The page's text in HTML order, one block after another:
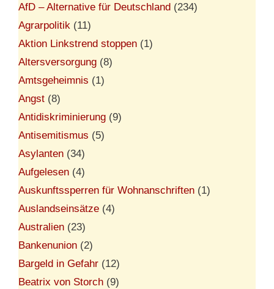
AfD – Alternative für Deutschland (234)
Agrarpolitik (11)
Aktion Linkstrend stoppen (1)
Altersversorgung (8)
Amtsgeheimnis (1)
Angst (8)
Antidiskriminierung (9)
Antisemitismus (5)
Asylanten (34)
Aufgelesen (4)
Auskunftssperren für Wohnanschriften (1)
Auslandseinsätze (4)
Australien (23)
Bankenunion (2)
Bargeld in Gefahr (12)
Beatrix von Storch (9)